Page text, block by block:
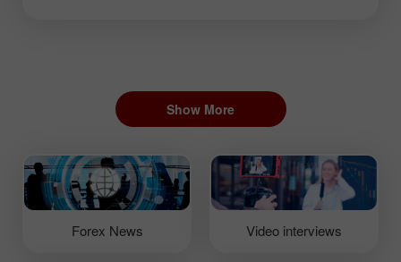
Show More
Forex News Video interviews